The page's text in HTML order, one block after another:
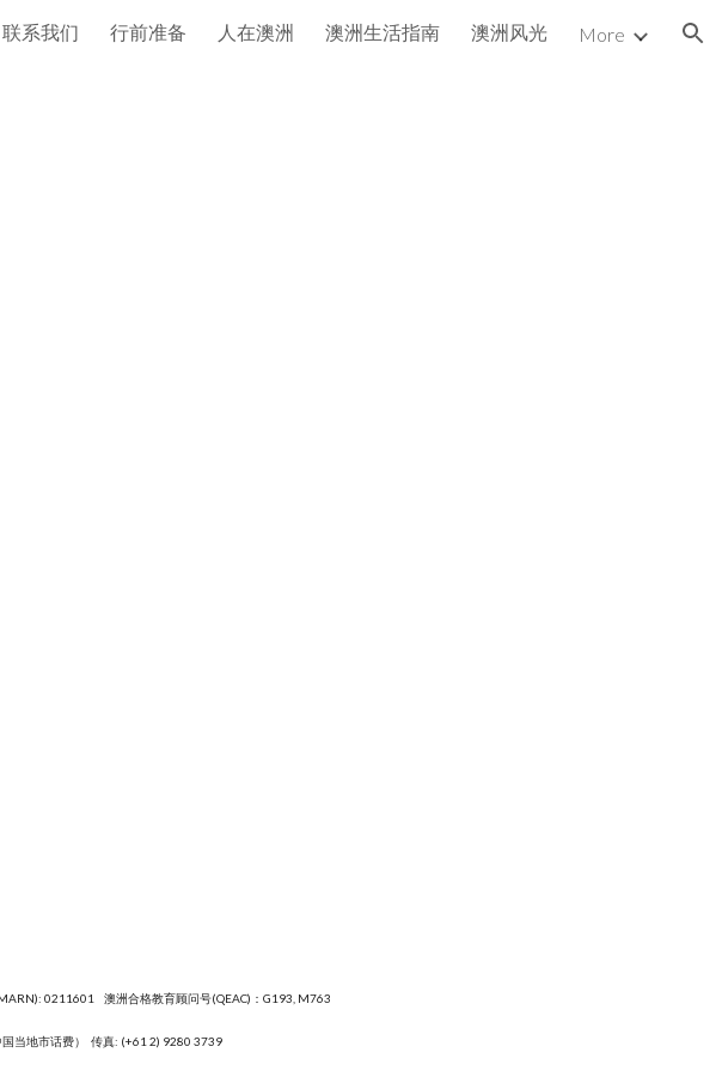
Skip to navigation
联系我们 行前准备 人在澳洲 澳洲生活指南 澳洲风光 More
0211601 澳洲合格教育顾问号(QEAC)：G193, M763
当地市话费） 传真: (+61 2) 9280 3739